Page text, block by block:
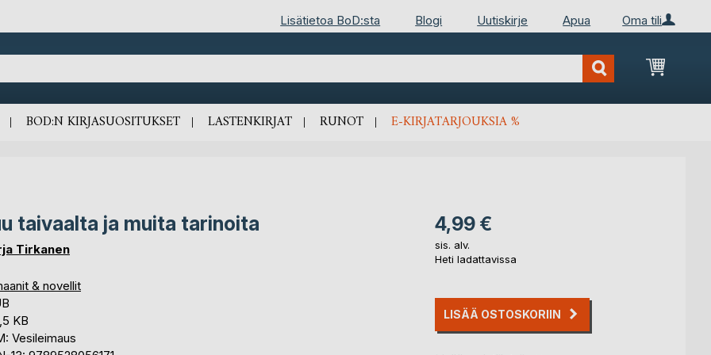
Oma tili
Lisätietoa BoD:sta Blogi Uutiskirje Apua
BOD:N KIRJASUOSITUKSET LASTENKIRJAT RUNOT E-KIRJATARJOUKSIA %
taivaalta ja muita tarinoita
Tirkanen
& novellit
KB
Vesileimaus
4,99 €
sis. alv.
Heti ladattavissa
LISÄÄ OSTOSKORIIN